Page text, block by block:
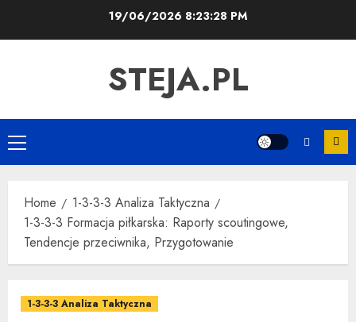
19/06/2026 8:23:29 PM
STEJA.PL
Primary
Menu
Home
1-3-3-3 Analiza Taktyczna
1-3-3-3 Formacja piłkarska: Raporty scoutingowe,
Tendencje przeciwnika, Przygotowanie
1-3-3-3 Analiza Taktyczna